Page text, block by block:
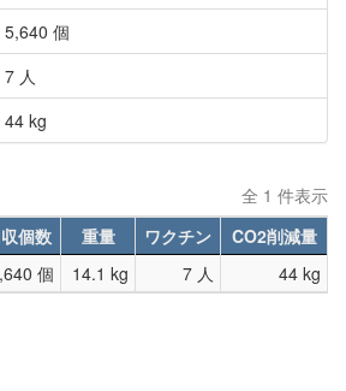
5,640 個
7 人
44 kg
全 1 件表示
個数 重量 ワクチン
CO2削減量
個 14.1 kg 7 人 44 kg